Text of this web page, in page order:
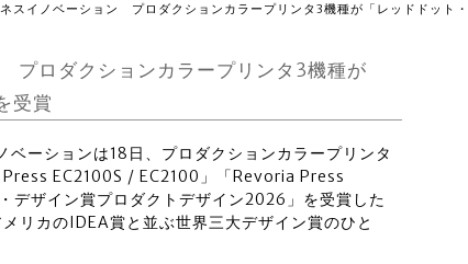
スイノベーション プロダクションカラープリンタ3機種が「レッドドット
ロダクションカラープリンタ3機種が
受賞
ベーションは18日、プロダクションカラープリンタ
EC2100S / EC2100」「Revoria Press
デザイン賞プロダクトデザイン2026」を受賞した
リカのIDEA賞と並ぶ世界三大デザイン賞のひと